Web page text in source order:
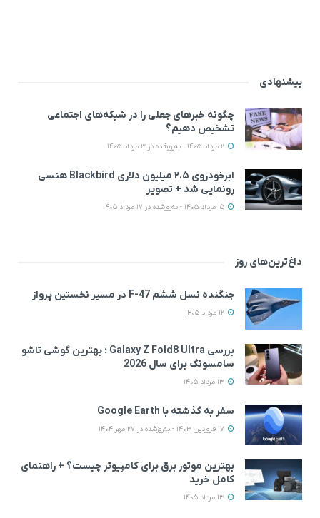
پیشنهادی
چگونه خبرهای جعلی را در شبکه‌های اجتماعی
تشخیص دهیم؟
ابرخودروی ۲.۵ میلیون دلاری Blackbird هنسی
رونمایی شد + تصویر
داغ‌ترین‌های روز
جنگنده نسل ششم F-47 در مسیر نخستین پرواز
بررسی Galaxy Z Fold8 Ultra ؛ بهترین گوشی تاشو
سامسونگ برای سال 2026
سفر به گذشته با Google Earth
بهترین موتور برق برای کامپیوتر چیست؟ + راهنمای
کامل خرید